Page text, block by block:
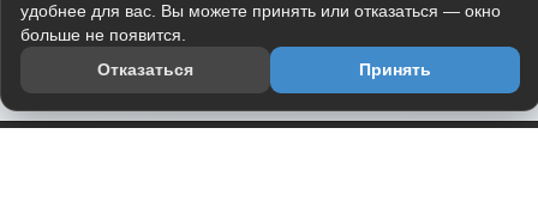
удобнее для вас. Вы можете принять или отказаться — окно
больше не появится.
Отказаться
Принять